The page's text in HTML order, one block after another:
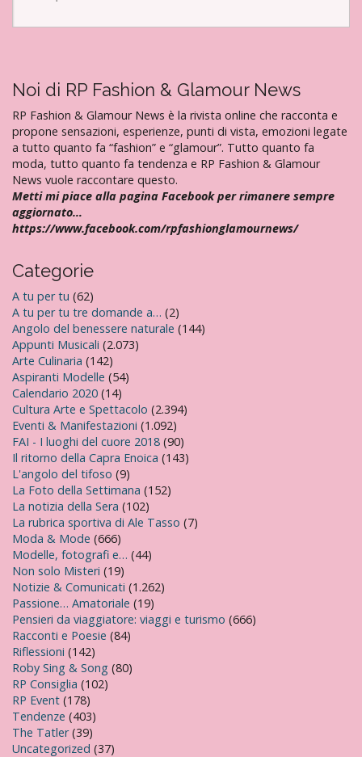
i
e
a
r
t
i
c
o
l
i
Noi di RP Fashion & Glamour News
RP Fashion & Glamour News è la rivista online che racconta e
propone sensazioni, esperienze, punti di vista, emozioni legate
a tutto quanto fa “fashion” e “glamour”. Tutto quanto fa
moda, tutto quanto fa tendenza e RP Fashion & Glamour
News vuole raccontare questo.
Metti mi piace alla pagina Facebook per rimanere sempre
aggiornato…
https://www.facebook.com/rpfashionglamournews/
Categorie
A tu per tu (62)
A tu per tu tre domande a… (2)
Angolo del benessere naturale (144)
Appunti Musicali (2.073)
Arte Culinaria (142)
Aspiranti Modelle (54)
Calendario 2020 (14)
Cultura Arte e Spettacolo (2.394)
Eventi & Manifestazioni (1.092)
FAI - I luoghi del cuore 2018 (90)
Il ritorno della Capra Enoica (143)
L'angolo del tifoso (9)
La Foto della Settimana (152)
La notizia della Sera (102)
La rubrica sportiva di Ale Tasso (7)
Moda & Mode (666)
Modelle, fotografi e… (44)
Non solo Misteri (19)
Notizie & Comunicati (1.262)
Passione… Amatoriale (19)
Pensieri da viaggiatore: viaggi e turismo (666)
Racconti e Poesie (84)
Riflessioni (142)
Roby Sing & Song (80)
RP Consiglia (102)
RP Event (178)
Tendenze (403)
The Tatler(39)
Uncategorized (37)